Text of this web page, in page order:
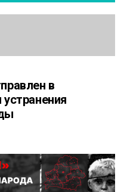
в